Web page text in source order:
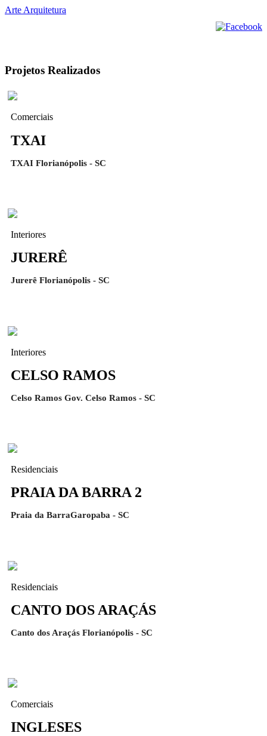
Arte Arquitetura
Projetos Realizados
Comerciais
TXAI
TXAI Florianópolis - SC
Interiores
JURERÊ
Jurerê Florianópolis - SC
Interiores
CELSO RAMOS
Celso Ramos Gov. Celso Ramos - SC
Residenciais
PRAIA DA BARRA 2
Praia da BarraGaropaba - SC
Residenciais
CANTO DOS ARAÇÁS
Canto dos Araçás Florianópolis - SC
Comerciais
INGLESES